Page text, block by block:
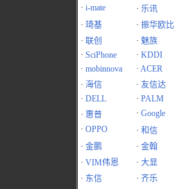
· i-mate · 乐讯
· 琦基 · 振华欧比
· 联创 · 魅族
· SciPhone · KDDI
· mobinnova · ACER
· 海信 · 友信达
· DELL · PALM
· 惠普 · Google
· OPPO · 和信
· 金鹏 · 金翰
· VIM伟恩 · 大显
· 东信 · 齐乐